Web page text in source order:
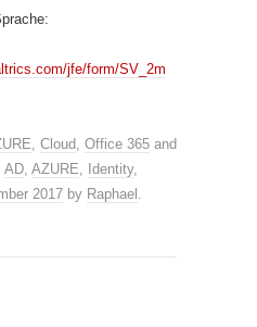
jfe/form/SV_2m
, Cloud, Office 365 and
AD, AZURE, Identity,
2017 by Raphael .